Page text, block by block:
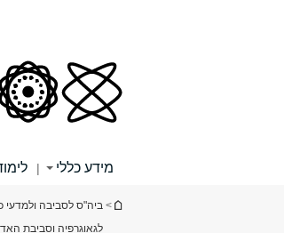
מידע כללי |
הינך נמצא כאן
> ביה"ס לסביבה ולמדעי
לגאוגרפיה וסביבת